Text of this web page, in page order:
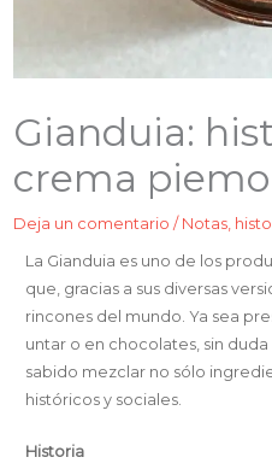
Gianduia:
crema
Deja un comentario / Notas,
La Gianduia es uno de los
que, gracias a sus diversas
rincones del mundo. Ya sea
untar o en chocolates, sin
sabido mezclar no sólo
históricos y sociales.
Historia